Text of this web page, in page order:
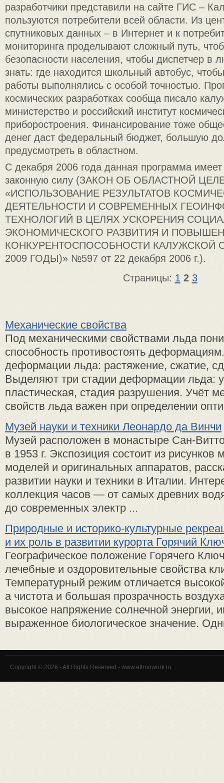
разработчики представили на сайте ГИС –
пользуются потребители всей области. Из
спутниковых данных – в Интернет и к
мониторинга проделывают сложный путь,
безопасности населения, чтобы диспетчер в
знать: где находится школьный автобус,
работы выполнялись с особой точностью.
космических разработках сообща писало
министерство и российский институт
приборостроения. Финансирование тоже
денег даст федеральный бюджет, большую
предусмотреть в областном.
С декабря 2006 года данная программа
законную силу (ЗАКОН ОБ ОБЛАСТНОЙ
«ИСПОЛЬЗОВАНИЕ РЕЗУЛЬТАТОВ
ДЕЯТЕЛЬНОСТИ И СОВРЕМЕННЫХ
ТЕХНОЛОГИЙ В ЦЕЛЯХ УСКОРЕНИЯ
ЭКОНОМИЧЕСКОГО РАЗВИТИЯ И
КОНКУРЕНТОСПОСОБНОСТИ КАЛУЖСКОЙ
2009 ГОДЫ)» №597 от 22 декабря 2006 г.).
Страницы: 1 2 3
Механические свойства
Под механическими свойствами льда
способность противостоять
деформации льда: растяжение, сжатие,
Выделяют три стадии деформации льда:
пластическая, стадия разрушения. Учёт
свойств льда важен при определении
Музей науки и техники Леонардо да Винчи
Музей расположен в монастыре Сан-
в 1953 г. Экспозиция состоит из ри­сунков
моделей и оригинальных аппаратов,
развитии науки и тех­ники в Италии.
коллекция часов — от са­мых древних
до современных электр ...
Природные и историко-культурные
и их роль в развитии курорта Горячий
Географическое положение Горячего
лечебные и оздоровительные свойства
Температурный режим отличается
а чистота и большая прозрачность
высокое напряжение солнечной энергии,
выраженное биологическое значение.
Copyright © 2026 - All Rights Reserved - www.ethnowork.ru